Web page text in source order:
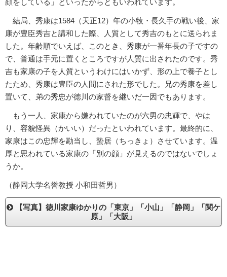
結局、秀康は1584（天正12）年の小牧・長久手の戦い後、家
康が豊臣秀吉と講和した際、人質として秀吉のもとに送られま
した。年齢順でいえば、このとき、秀康が一番年長の子ですの
で、普通は手元に置くところですが人質に出されたのです。秀
吉も家康の子を人質というわけにはいかず、形の上で養子とし
たため、秀康は豊臣の人間にされた形でした。兄の秀康を差し
置いて、弟の秀忠が徳川の家督を継いだ一因でもあります。
もう一人、家康から嫌われていたのが六男の忠輝で、やは
り、容貌怪異（かいい）だったといわれています。最終的に、
家康はこの忠輝を勘当し、蟄居（ちっきょ）させています。温
厚と思われている家康の「別の顔」が見えるのではないでしょ
うか。
（静岡大学名誉教授 小和田哲男）
【写真】徳川家康ゆかりの「東京」「小山」「静岡」「関ケ
原」「大阪」